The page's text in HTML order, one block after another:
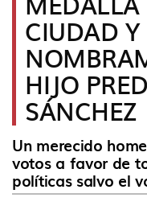
CIUDAD Y
HIJO
SÁNCHEZ
Un merecido
votos a favor de
políticas salvo el